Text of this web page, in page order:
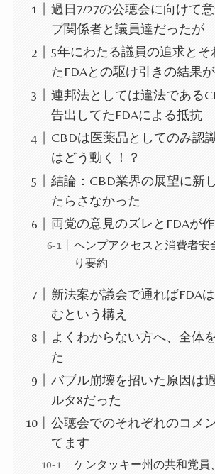
過日7/27の公聴会に向けて
プ関係者と議員達だったが
5年にわたる議員の追求とそ
たFDAとの駆け引きの結果
連邦法としては違法である
告出してたFDAによる抵抗
CBDは医薬品としてのみ認
はどう動く！？
結論：CBD業界の展望に新
たらさなかった
両党の意見のズレとFDAが
ヘンプアクセスと消費者安
り要約
新法案が議会で通ればFDA
むという構え
よくわからない方へ、全体
た
バブル崩壊を招いた原因は
ルタ8だった
公聴会でのそれぞれのコメ
てます
ケンタッキー州の共和党員